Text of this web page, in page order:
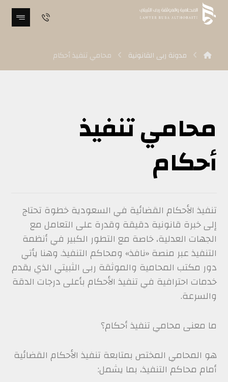
مدونة ربى القانونية محامي تنفيذ أحكام
محامي تنفيذ
أحكام
تنفيذ الأحكام القضائية في السعودية خطوة تحتاج
إلى خبرة قانونية دقيقة وقدرة على التعامل مع
الجهات العدلية، خاصة مع التطور الكبير في أنظمة
التنفيذ عبر منصة «نافذ» ومحاكم التنفيذ. وهنا يأتي
دور مكتب المحامية والموثقة ربى الثبيتي الذي يقدم
خدمات احترافية في تنفيذ الأحكام بأعلى درجات الدقة
والسرعة.
ما معنى محامي تنفيذ أحكام؟
هو المحامي المختص بمتابعة تنفيذ الأحكام القضائية
أمام محاكم التنفيذ، بما يشمل: